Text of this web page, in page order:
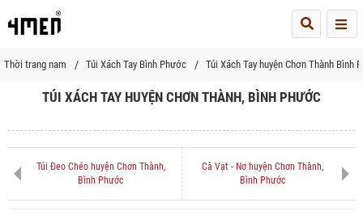
Thời trang nam Túi Xách Tay Bình Phước Túi Xách Tay huyện Chơn Thành Bình
TÚI XÁCH TAY HUYỆN CHƠN THÀNH, BÌNH PHƯỚC
Túi Đeo Chéo huyện Chơn Thành,
Bình Phước
Cà Vạt - Nơ huyện Chơn Thành,
Bình Phước